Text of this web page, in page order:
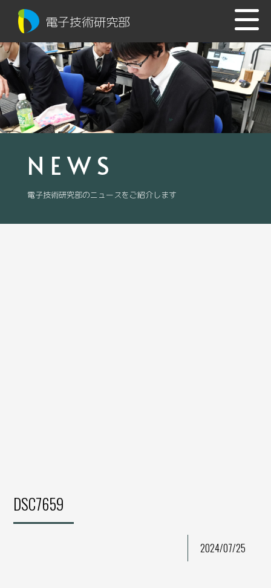
電子技術研究部
NEWS
電子技術研究部のニュースをご紹介します
DSC7659
2024/07/25